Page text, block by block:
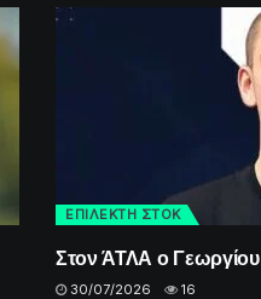
ΕΠΙΛΕΚΤΗ ΣΤΟΚ
Στον ΆΤΛΑ ο Γεωργίου
30/07/2026 16